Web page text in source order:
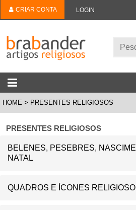
CRIAR CONTA LOGIN
HOME PRESENTES RELIGIOSOS
PRESENTES RELIGIOSOS
BELENES, PESEBRES,
NATAL
QUADROS E ÍCONES